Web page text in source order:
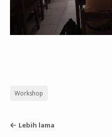
Workshop
Lebih lama